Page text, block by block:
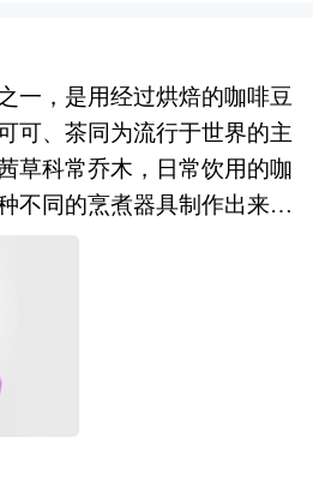
士忌酒行业未被满足的市
避威士忌酒行业投资风险，
展相应的战略性目标市场，
动权。形成企业良好的可持
发展的顶层设计，也是一种
“十四五”时期是我国经济社
口期，是全面完成小康社会
实现社会主义现代化迈进承
好“十四五”规划编制工作意
研普华产业研究院在对“十
展形势和政策带动的发展成
三五”时期米酒行业发展的
，并从2020年开始全面跟进
工作，为米酒行业规划指导
供有建设性的建议，为米酒
场分析内容和研究成果。
一，是用经过烘焙的咖啡豆
可、茶同为流行于世界的主
草科常乔木，日常饮用的咖
不同的烹煮器具制作出来
啡树果实里面的果仁，再用
一杯标准的咖啡品尝起来的
一名合格的咖啡师在制作咖
步操作，最后为客人呈上的
不同程度的甜度、酸度、醇
人们生活水平的提高，人
啡产品，对咖啡的口感想法